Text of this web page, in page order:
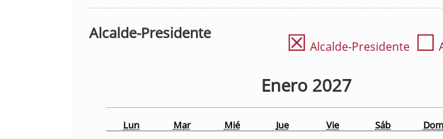
Alcalde-Presidente ☒ Alcalde-Presidente ☐
Enero 2027
Lun Mar Mié Jue Vie Sáb Dom